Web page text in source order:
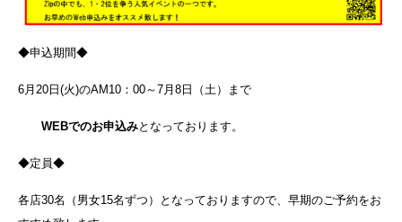
◆申込期間◆
6月20日(火)のAM10：00～7月8日（土）まで
WEBでのお申込みとなっております。
◆定員◆
各店30名（男女15名ずつ）となっておりますので、早期のご予約をお